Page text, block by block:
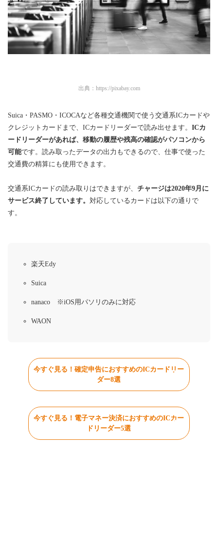
出典： https://pixabay.com
Suica・PASMO・ICOCAなど各種交通機関で使う交通系ICカードや
クレジットカードまで、ICカードリーダーで読み出せます。 ICカ
ードリーダーがあれば、移動の履歴や残高の確認がパソコンから
可能です。読み取ったデータの出力もできるので、仕事で使った
交通費の精算にも使用できます。
交通系ICカードの読み取りはできますが、 チャージは2020年9月に
サービス終了しています。 対応しているカードは以下の通りで
す。
楽天Edy
Suica
nanaco ※iOS用パソリのみに対応
WAON
今すぐ見る！確定申告におすすめのICカードリー
ダー8選
今すぐ見る！電子マネー決済におすすめのICカー
ドリーダー5選